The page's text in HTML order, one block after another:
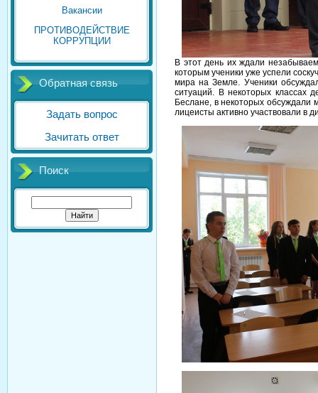
Вакансии
ПРОТИВОДЕЙСТВИЕ
КОРРУПЦИИ
Обратная связь
Задать вопрос
Зачитать ответ
Поиск
В этот день их ждали
которым ученики уже успели
мира на Земле. Ученики
ситуаций. В некоторых классах
Беслане, в некоторых обсуждали
лицеисты активно участвовали в